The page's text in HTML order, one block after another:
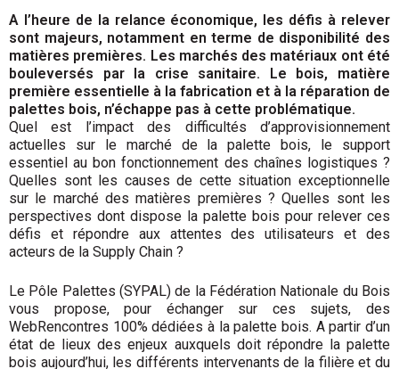
A l’heure de la relance économique, les défis à relever
sont majeurs, notamment en terme de disponibilité des
matières premières. Les marchés des matériaux ont été
bouleversés par la crise sanitaire. Le bois, matière
première essentielle à la fabrication et à la réparation de
palettes bois, n’échappe pas à cette problématique.
Quel est l’impact des difficultés d’approvisionnement
actuelles sur le marché de la palette bois, le support
essentiel au bon fonctionnement des chaînes logistiques ?
Quelles sont les causes de cette situation exceptionnelle
sur le marché des matières premières ? Quelles sont les
perspectives dont dispose la palette bois pour relever ces
défis et répondre aux attentes des utilisateurs et des
acteurs de la Supply Chain ?
Le Pôle Palettes (SYPAL) de la Fédération Nationale du Bois
vous propose, pour échanger sur ces sujets, des
WebRencontres 100% dédiées à la palette bois. A partir d’un
état de lieux des enjeux auxquels doit répondre la palette
bois aujourd’hui, les différents intervenants de la filière et du